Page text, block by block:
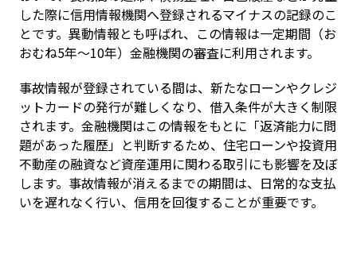
した際に信用情報機関へ登録されるマイナスの記録のこ
とです。異動情報とも呼ばれ、この情報は一定期間（お
おむね5年〜10年）金融機関の審査に利用されます。
事故情報が登録されている間は、新たなローンやクレジ
ットカードの発行が難しくなり、借入条件が大きく制限
されます。金融機関はこの情報をもとに「返済能力に問
題があった履歴」と判断するため、住宅ローンや投資用
不動産の融資など資産運用に関わる取引にも影響を及ぼ
します。事故情報が消えるまでの期間は、日常的な支払
いを遅れなく行い、信用を回復することが重要です。